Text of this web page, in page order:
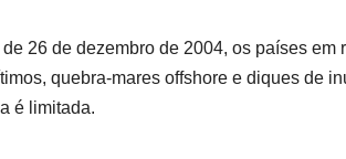
26 de dezembro de 2004, os países em
quebra-mares offshore e diques de
é limitada.